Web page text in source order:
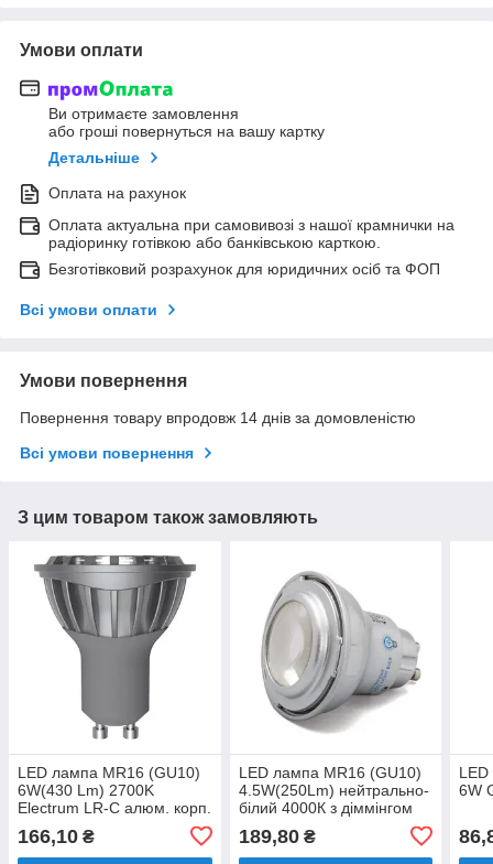
Умови оплати
Ви отримаєте замовлення
або гроші повернуться на вашу картку
Детальніше
Оплата на рахунок
Оплата актуальна при самовивозі з нашої крамнички на
радіоринку готівкою або банківською карткою.
Безготівковий розрахунок для юридичних осіб та ФОП
Всі умови оплати
Умови повернення
Повернення товару впродовж 14 днів за домовленістю
Всі умови повернення
З цим товаром також замовляють
LED лампа MR16 (GU10)
6W(430 Lm) 2700K
Electrum LR-C алюм. корп.
166,10 ₴
LED лампа MR16 (GU10)
4.5W(250Lm) нейтрально-
білий 4000К з діммінгом
Viribright (Вірібрайт) Spot
189,80₴
6W